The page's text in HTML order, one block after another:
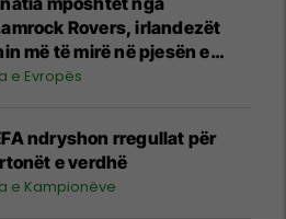
Rovers, irlandezët
më të mirë në pjesën e
e Evropës
ndryshon rregullat për
e verdhë
e Kampionëve